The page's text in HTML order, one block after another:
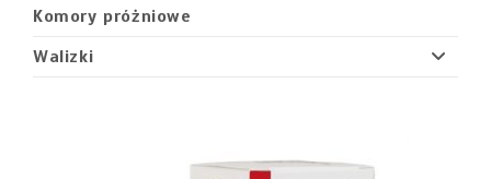
Komory próżniowe
Walizki